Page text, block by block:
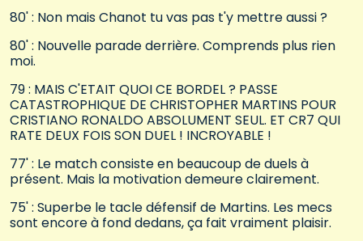
80' : Non mais Chanot tu vas pas t'y mettre aussi ?
80' : Nouvelle parade derrière. Comprends plus rien
moi.
79 : MAIS C'ETAIT QUOI CE BORDEL ? PASSE
CATASTROPHIQUE DE CHRISTOPHER MARTINS POUR
CRISTIANO RONALDO ABSOLUMENT SEUL. ET CR7 QUI
RATE DEUX FOIS SON DUEL ! INCROYABLE !
77' : Le match consiste en beaucoup de duels à
présent. Mais la motivation demeure clairement.
75' : Superbe le tacle défensif de Martins. Les mecs
sont encore à fond dedans, ça fait vraiment plaisir.